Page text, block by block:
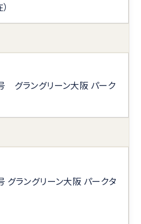
グラングリーン大阪 パーク
ラングリーン大阪 パークタ